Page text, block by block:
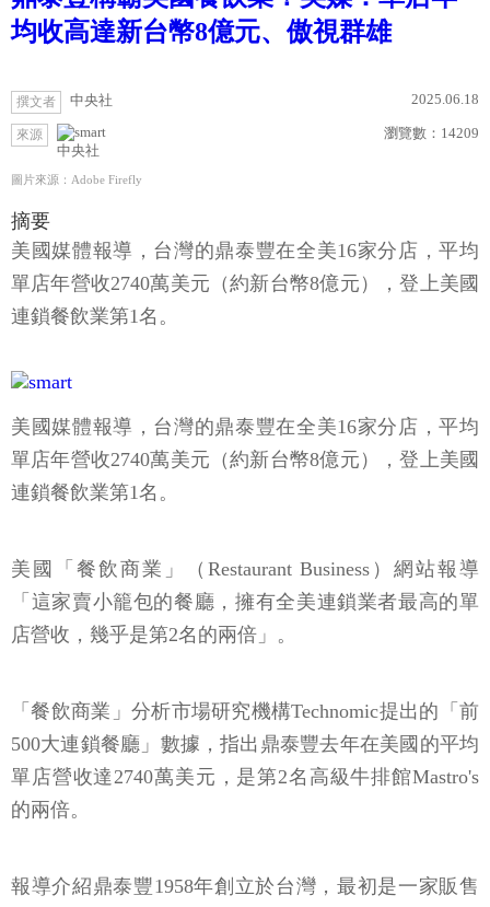
均收高達新台幣8億元、傲視群雄
撰文者 中央社 2025.06.18
來源
中央社
瀏覽數： 14209
圖片來源：Adobe Firefly
摘要
美國媒體報導，台灣的鼎泰豐在全美16家分店，平均
單店年營收2740萬美元（約新台幣8億元），登上美國
連鎖餐飲業第1名。
美國媒體報導，台灣的鼎泰豐在全美16家分店，平均
單店年營收2740萬美元（約新台幣8億元），登上美國
連鎖餐飲業第1名。
美國「餐飲商業」（Restaurant Business）網站報導
「這家賣小籠包的餐廳，擁有全美連鎖業者最高的單
店營收，幾乎是第2名的兩倍」。
「餐飲商業」分析市場研究機構Technomic提出的「前
500大連鎖餐廳」數據，指出鼎泰豐去年在美國的平均
單店營收達2740萬美元，是第2名高級牛排館Mastro's
的兩倍。
報導介紹鼎泰豐1958年創立於台灣，最初是一家販售